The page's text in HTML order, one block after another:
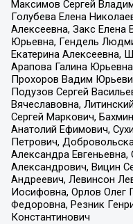
Максимов Сергей
Голубева Елена
Алексеевна, Закс Елена
Юрьевна, Гендель
Екатерина Алексеевна,
Арапова Галина
Прохоров Вадим
Подузов Сергей
Вячеславовна,
Сергей Маркович,
Анатолий Ефимович,
Петрович,
Александра
Александрович, Вицин
Андреевич, Левинсон
Иосифовна, Орлов Олег
Федоровна, Резник
Константинович